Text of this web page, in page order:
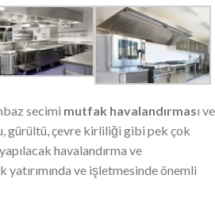
secimi mutfak havalandırması ve
gürültü, çevre kirliliği gibi pek çok
havalandırma ve
ve işletmesinde önemli